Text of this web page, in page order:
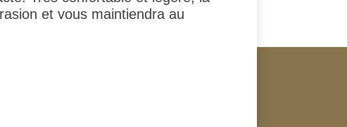
et vous maintiendra au